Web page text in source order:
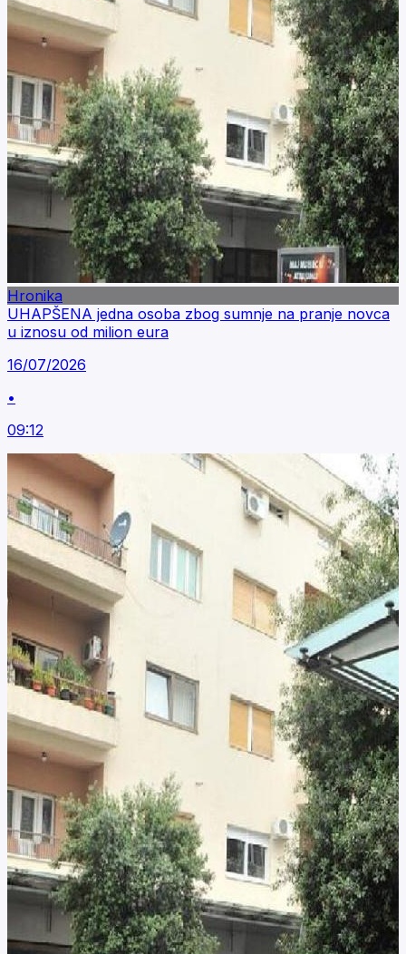
Hronika
UHAPŠENA jedna osoba zbog sumnje na pranje novca
u iznosu od milion eura
16/07/2026
•
09:12